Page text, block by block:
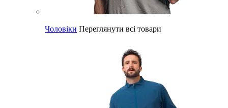
Чоловіки Переглянути всі товари